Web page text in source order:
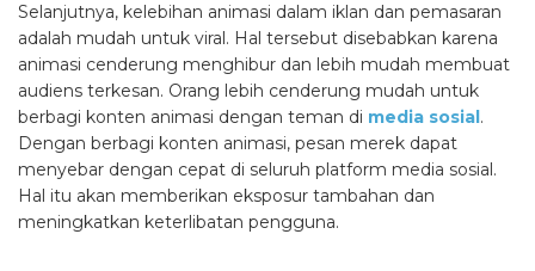
Selanjutnya, kelebihan animasi dalam iklan dan pemasaran
adalah mudah untuk viral. Hal tersebut disebabkan karena
animasi cenderung menghibur dan lebih mudah membuat
audiens terkesan. Orang lebih cenderung mudah untuk
berbagi konten animasi dengan teman di media sosial.
Dengan berbagi konten animasi, pesan merek dapat
menyebar dengan cepat di seluruh platform media sosial.
Hal itu akan memberikan eksposur tambahan dan
meningkatkan keterlibatan pengguna.